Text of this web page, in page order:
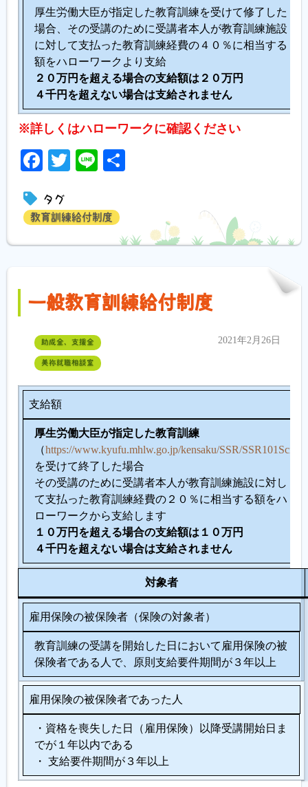
厚生労働大臣が指定した教育訓練を受けて修了した
場合、その受講のために受講者本人が教育訓練施設
に対して支払った教育訓練経費の４０％に相当する
額をハローワークより支給
２０万円を超える場合の支給額は２０万円
４千円を超えない場合は支給されません
※詳しくはハローワークに確認ください
Facebook
Twitter
Line
タグ
教育訓練給付制度
一般教育訓練給付制度
助成金、支援金
美祢就職相談室
2021年2月26日
支給額
厚生労働大臣が指定した教育訓練
（https://www.kyufu.mhlw.go.jp/kensaku/SSR/
を受けて終了した場合
その受講のために受講者本人が教育訓練施設に対し
て支払った教育訓練経費の２０％に相当する額をハ
ローワークから支給します
１０万円を超える場合の支給額は１０万円
４千円を超えない場合は支給されません
対象者
雇用保険の被保険者（保険の対象者）
教育訓練の受講を開始した日において雇用保険の被
保険者である人で、原則支給要件期間が３年以上
雇用保険の被保険者であった人
・資格を喪失した日（雇用保険）以降受講開始日ま
でが１年以内である
・ 支給要件期間が３年以上